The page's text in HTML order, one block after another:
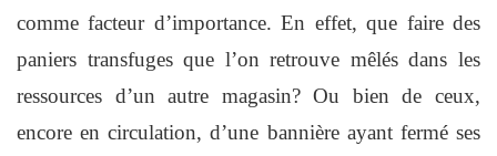
comme facteur d’importance. En effet, que faire des
paniers transfuges que l’on retrouve mêlés dans les
ressources d’un autre magasin? Ou bien de ceux,
encore en circulation, d’une bannière ayant fermé ses